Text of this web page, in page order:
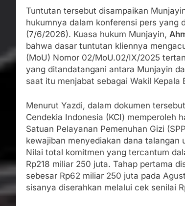
Tuntutan tersebut disampaikan
hukumnya dalam konferensi pers yang
(7/6/2026). Kuasa hukum Munjayin,
bahwa dasar tuntutan kliennya
(MoU) Nomor 02/MoU.02/IX/2025
yang ditandatangani antara Munjayin
saat itu menjabat sebagai Wakil Kepala
Menurut Yazdi, dalam dokumen
Cendekia Indonesia (KCI) memperoleh
Satuan Pelayanan Pemenuhan Gizi
kewajiban menyediakan dana talangan
Nilai total komitmen yang tercantum
Rp218 miliar 250 juta. Tahap pertama
sebesar Rp62 miliar 250 juta pada
sisanya diserahkan melalui cek senilai